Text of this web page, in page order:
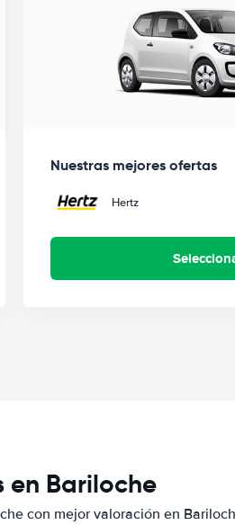
Nuestras mejores ofertas
Hertz
en Bariloche
con mejor valoración en